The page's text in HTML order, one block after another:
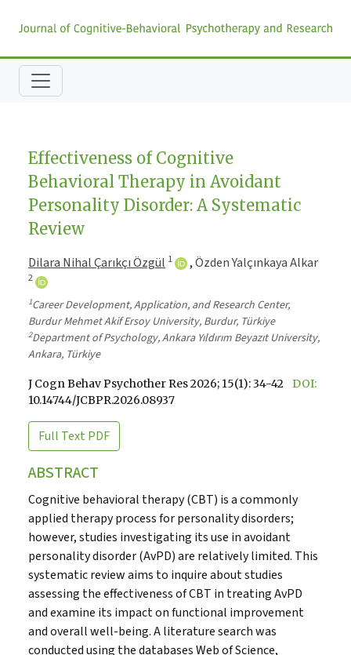
Effectiveness of Cognitive
Behavioral Therapy in Avoidant
Personality Disorder: A Systematic
Review
Dilara Nihal Çarıkçı Özgül 1 ,Özden Yalçınkaya Alkar
2
1Career Development, Application, and Research Center,
Burdur Mehmet Akif Ersoy University, Burdur, Türkiye
2Department of Psychology, Ankara Yıldırım Beyazıt University,
Ankara, Türkiye
J Cogn Behav Psychother Res 2026; 15(1): 34-42
DOI:
10.14744/JCBPR.2026.08937
Full Text PDF
ABSTRACT
Cognitive behavioral therapy (CBT) is a commonly
applied therapy process for personality disorders;
however, studies investigating its use in avoidant
personality disorder (AvPD) are relatively limited. This
systematic review aims to inquire about studies
assessing the effectiveness of CBT in treating AvPD
and examine its impact on functional improvement
and overall well-being. A literature search was
conducted using the databases Web of Science,